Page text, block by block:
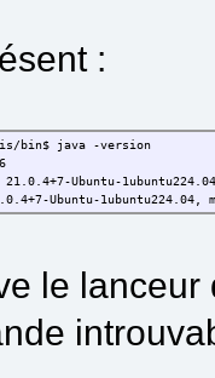
:
bin$ java -version
Ubuntu-
Ubuntu-1ubuntu224.04,
le